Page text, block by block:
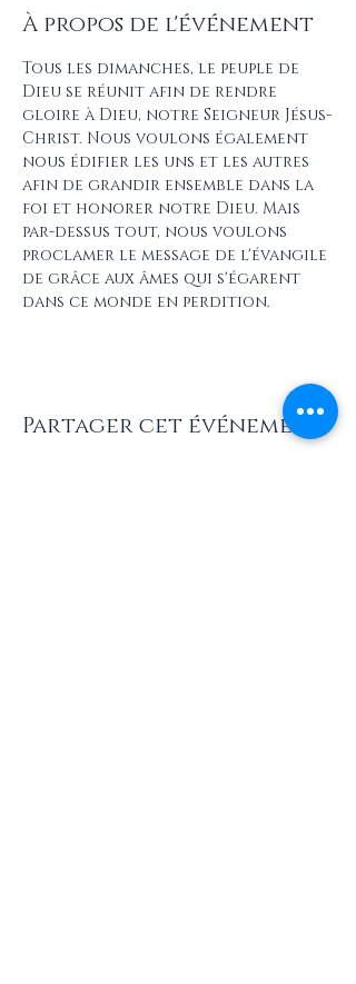
À propos de l'événement
Tous les dimanches, le peuple de
Dieu se réunit afin de rendre
gloire à Dieu, notre Seigneur Jésus-
Christ. Nous voulons également
nous édifier les uns et les autres
afin de grandir ensemble dans la
foi et honorer notre Dieu. Mais
par-dessus tout, nous voulons
proclamer le message de l'évangile
de grâce aux âmes qui s'égarent
dans ce monde en perdition.
Partager cet événement